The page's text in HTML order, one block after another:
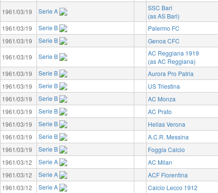
1961/03/19
Serie A
SSC Bari
(as AS Bari)
1961/03/19
Serie B
Palermo FC
1961/03/19
Serie B
Genoa CFC
1961/03/19
Serie B
AC Reggiana 1919
(as AC Reggiana)
1961/03/19
Serie B
Aurora Pro Patria
1961/03/19
Serie B
US Triestina
1961/03/19
Serie B
AC Monza
1961/03/19
Serie B
AC Prato
1961/03/19
Serie B
Hellas Verona
1961/03/19
Serie B
A.C.R. Messina
1961/03/19
Serie B
Foggia Calcio
1961/03/12
Serie A
AC Milan
1961/03/12
Serie A
ACF Fiorentina
1961/03/12
Serie A
Calcio Lecco 1912